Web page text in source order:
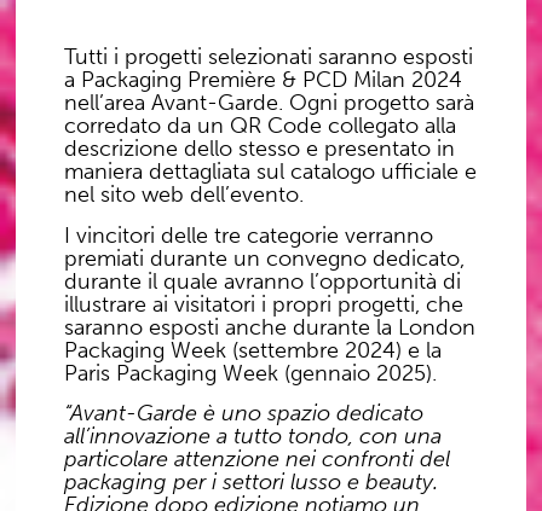
Tutti i progetti selezionati saranno esposti
a Packaging Première & PCD Milan 2024
nell’area Avant-Garde. Ogni progetto sarà
corredato da un QR Code collegato alla
descrizione dello stesso e presentato in
maniera dettagliata sul catalogo ufficiale e
nel sito web dell’evento.
I vincitori delle tre categorie verranno
premiati durante unconvegno dedicato,
durante il quale avranno l’opportunità di
illustrare ai visitatori i propri progetti, che
saranno esposti anche durante la London
Packaging Week (settembre 2024) e la
Paris Packaging Week (gennaio 2025).
“Avant-Garde è uno spazio dedicato
all’innovazione a tutto tondo, con una
particolare attenzione nei confronti del
packaging per i settori lusso e beauty.
Edizione dopo edizione notiamo un